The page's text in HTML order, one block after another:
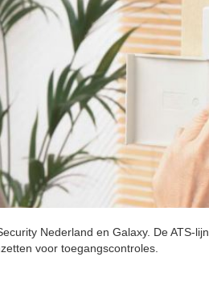
Nederland en Galaxy. De ATS-
voor toegangscontroles.